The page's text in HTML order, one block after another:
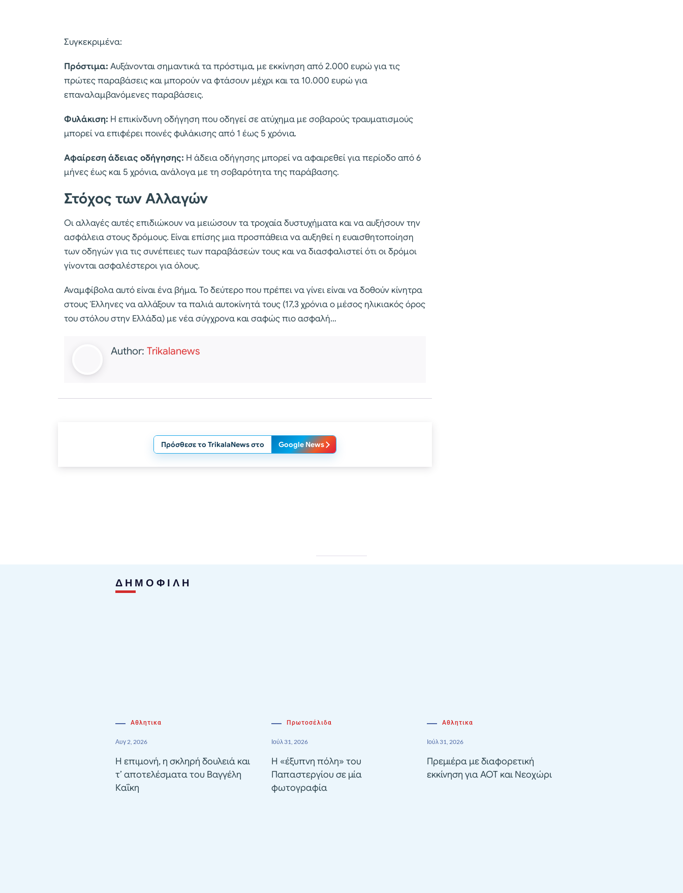
Συγκεκριμένα:
Πρόστιμα: Αυξάνονται σημαντικά τα πρόστιμα, με εκκίνηση από 2.000 ευρώ για τις
πρώτες παραβάσεις και μπορούν να φτάσουν μέχρι και τα 10.000 ευρώ για
επαναλαμβανόμενες παραβάσεις.
Φυλάκιση: Η επικίνδυνη οδήγηση που οδηγεί σε ατύχημα με σοβαρούς τραυματισμούς
μπορεί να επιφέρει ποινές φυλάκισης από 1 έως 5 χρόνια.
Αφαίρεση άδειας οδήγησης: Η άδεια οδήγησης μπορεί να αφαιρεθεί για περίοδο από 6
μήνες έως και 5 χρόνια, ανάλογα με τη σοβαρότητα της παράβασης.
Στόχος των Αλλαγών
Οι αλλαγές αυτές επιδιώκουν να μειώσουν τα τροχαία δυστυχήματα και να αυξήσουν την
ασφάλεια στους δρόμους. Είναι επίσης μια προσπάθεια να αυξηθεί η ευαισθητοποίηση
των οδηγών για τις συνέπειες των παραβάσεών τους και να διασφαλιστεί ότι οι δρόμοι
γίνονται ασφαλέστεροι για όλους.
Αναμφίβολα αυτό είναι ένα βήμα. Το δεύτερο που πρέπει να γίνει είναι να δοθούν κίνητρα
στους Έλληνες να αλλάξουν τα παλιά αυτοκίνητά τους (17,3 χρόνια ο μέσος ηλικιακός όρος
του στόλου στην Ελλάδα) με νέα σύγχρονα και σαφώς πιο ασφαλή…
Author: Trikalanews
Πρόσθεσε το TrikalaNews στο Google News
ΔΗΜΟΦΙΛΗ
Αθλητικα
Αυγ 2, 2026
Η επιμονή, η σκληρή δουλειά και
τ’ αποτελέσματα του Βαγγέλη
Καΐκη
Πρωτοσέλιδα
Ιούλ 31, 2026
Η «έξυπνη πόλη» του
Παπαστεργίου σε μία
φωτογραφία
Αθλητικα
Ιούλ 31, 2026
Πρεμιέρα με διαφορετική
εκκίνηση για ΑΟΤ και Νεοχώρι